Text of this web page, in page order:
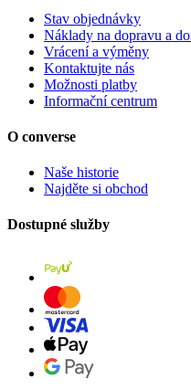
Stav objednávky
Náklady na dopravu a
Vrácení a výměny
Kontaktujte nás
Možnosti platby
Informační centrum
O converse
Naše historie
Najděte si obchod
Dostupné služby